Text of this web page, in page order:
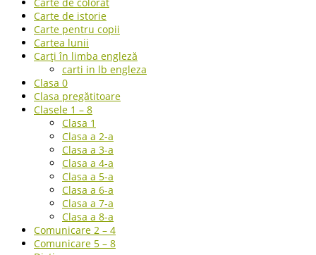
Carte de istorie
Carte pentru copii
Cartea lunii
Carți în limba engleză
carti in lb engleza
Clasa 0
Clasa pregătitoare
Clasele 1 – 8
Clasa 1
Clasa a 2-a
Clasa a 3-a
Clasa a 4-a
Clasa a 5-a
Clasa a 6-a
Clasa a 7-a
Clasa a 8-a
Comunicare 2 – 4
Comunicare 5 – 8